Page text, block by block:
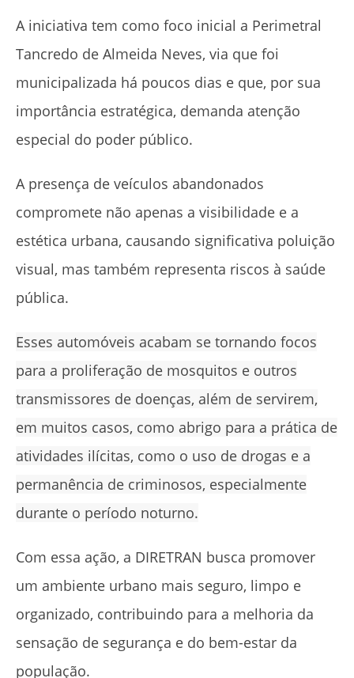
A iniciativa tem como foco inicial a Perimetral
Tancredo de Almeida Neves, via que foi
municipalizada há poucos dias e que, por sua
importância estratégica, demanda atenção
especial do poder público.
A presença de veículos abandonados
compromete não apenas a visibilidade e a
estética urbana, causando significativa poluição
visual, mas também representa riscos à saúde
pública.
Esses automóveis acabam se tornando focos
para a proliferação de mosquitos e outros
transmissores de doenças, além de servirem,
em muitos casos, como abrigo para a prática de
atividades ilícitas, como o uso de drogas e a
permanência de criminosos, especialmente
durante o período noturno.
Com essa ação, a DIRETRAN busca promover
um ambiente urbano mais seguro, limpo e
organizado, contribuindo para a melhoria da
sensação de segurança e do bem-estar da
população.